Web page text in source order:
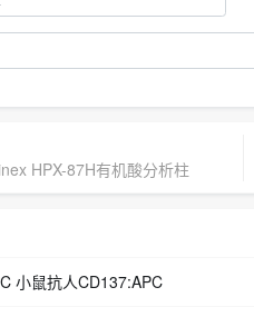
HPX-87H有机酸分析柱
小鼠抗人CD137:APC